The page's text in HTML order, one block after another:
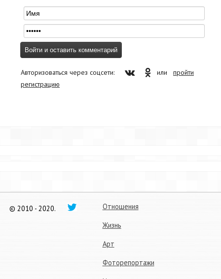
Авторизоваться через соцсети: или пройти
регистрацию
© 2010 - 2020.
Отношения
Жизнь
Арт
Фоторепортажи